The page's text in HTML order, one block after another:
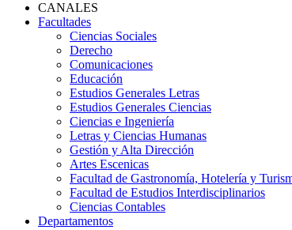
CANALES
Facultades
Ciencias Sociales
Derecho
Comunicaciones
Educación
Estudios Generales Letras
Estudios Generales Ciencias
Ciencias e Ingeniería
Letras y Ciencias Humanas
Gestión y Alta Dirección
Artes Escenicas
Facultad de Gastronomía, Hotelería y
Facultad de Estudios Interdisciplinarios
Ciencias Contables
Departamentos